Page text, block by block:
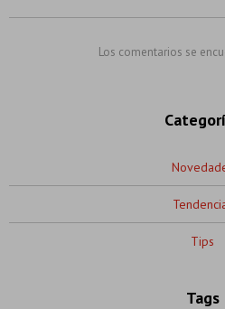
Los comentarios se
Tips
Tags